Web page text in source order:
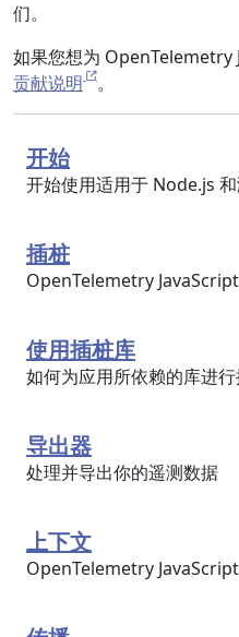
们。
如果您想为 OpenTelemetry
贡献说明
。
开始
开始使用适用于 Node.js
插桩
OpenTelemetry
使用插桩库
如何为应用所依赖的库进
导出器
处理并导出你的遥测数据
上下文
OpenTelemetry